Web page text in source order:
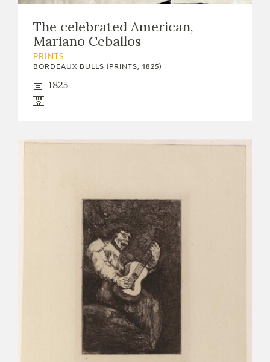
RECURSOS EDUCATIVOS
The celebrated American,
Mariano Ceballos
PRINTS
BORDEAUX BULLS (PRINTS, 1825)
1825